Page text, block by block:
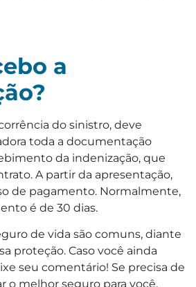
a
do sinistro, deve
toda a documentação
da indenização, que
A partir da apresentação,
de pagamento. Normalmente,
é de 30 dias.
de vida são comuns, diante
proteção. Caso você ainda
seu comentário! Se precisa de
o melhor seguro para você,